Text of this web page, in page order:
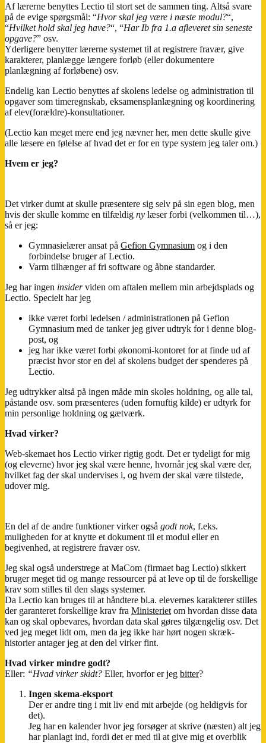
Af lærerne benyttes Lectio til stort set de sammen ting. Altså svare
på de evige spørgsmål: “Hvor skal jeg være i næste modul?“,
“Hvilket hold skal jeg have?“, “Har Ib fra 1.a afleveret sin seneste
opgave?” osv.
Yderligere benytter lærerne systemet til at registrere fravær, give
karakterer, planlægge længere forløb (eller dokumentere
planlægning af forløbene) osv.
Endelig kan Lectio benyttes af skolens ledelse og administration til
opgaver som timeregnskab, eksamensplanlægning og koordinering
af elev(forældre)-konsultationer.
(Lectio kan meget mere end jeg nævner her, men dette skulle give
alle læsere en følelse af hvad det er for en type system jeg taler om.)
Hvem er jeg?
Det virker dumt at skulle præsentere sig selv på sin egen blog, men
hvis der skulle komme en tilfældig ny læser forbi (velkommen til…),
så er jeg:
Gymnasielærer ansat på Gefion Gymnasium og i den
forbindelse bruger af Lectio.
Varm tilhænger af fri software og åbne standarder.
Jeg har ingen insiderviden om aftalen mellem min arbejdsplads og
Lectio. Specielt har jeg
ikke været forbi ledelsen / administrationen på Gefion
Gymnasium med de tanker jeg giver udtryk for i denne blog-
post, og
jeg har ikke været forbi økonomi-kontoret for at finde ud af
præcist hvor stor en del af skolens budget der spenderes på
Lectio.
Jeg udtrykker altså på ingen måde min skoles holdning, og alle tal,
påstande osv. som præsenteres (uden fornuftig kilde) er udtyrk for
min personlige holdning og gætværk.
Hvad virker?
Web-skemaet hos Lectio virker rigtig godt. Det er tydeligt for mig
(og eleverne) hvor jeg skal være henne, hvornår jeg skal være der,
hvilket fag der skal undervises i, og hvem der skal være tilstede,
udover mig.
En del af de andre funktioner virker også godt nok, f.eks.
muligheden for at knytte et dokument til et modul eller en
begivenhed, at registrere fravær osv.
Jeg skal også understrege at MaCom (firmaet bag Lectio) sikkert
bruger meget tid og mange ressourcer på at leve op til de forskellige
krav som stilles til den slags systemer.
Da Lectio kan bruges til at håndtere bl.a. elevernes karakterer stilles
der garanteret forskellige krav fra Ministeriet om hvordan disse data
kan og skal opbevares, hvordan data skal gøres tilgængelig osv. Det
ved jeg meget lidt om, men da jeg ikke har hørt nogen skræk-
historier antager jeg at den del virker fint.
Hvad virker mindre godt?
Eller: “Hvad virker skidt? Eller, hvorfor er jeg bitter?
Ingen skema-eksport
Der er andre ting i mit liv end mit arbejde (og heldigvis for
det).
Jeg har en kalender hvor jeg forsøger at skrive (næsten) alt jeg
har planlagt ind, fordi det er med til at give mig et overblik